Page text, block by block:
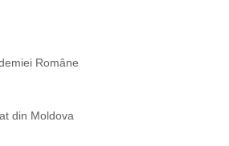
Române
din Moldova